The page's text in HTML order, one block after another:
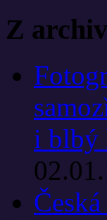
Z
i blbý